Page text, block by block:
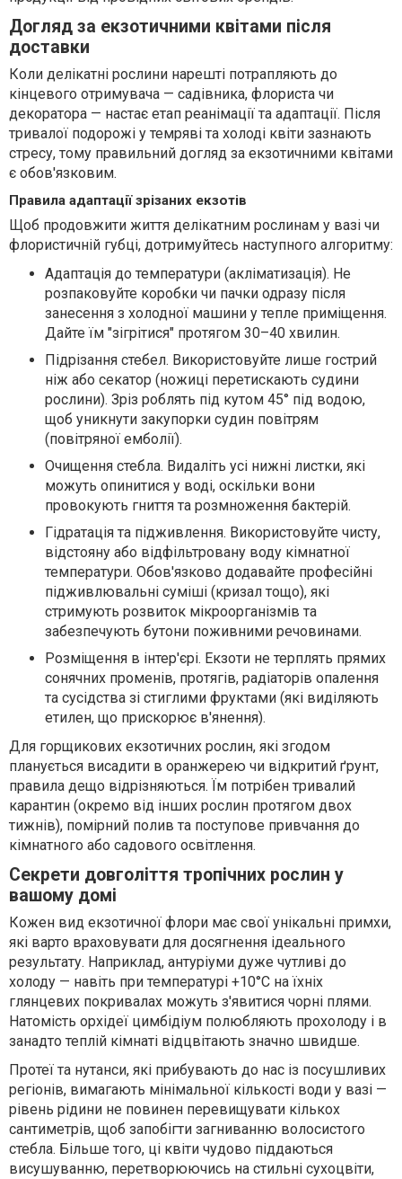
Догляд за екзотичними квітами після
доставки
Коли делікатні рослини нарешті потрапляють до
кінцевого отримувача — садівника, флориста чи
декоратора — настає етап реанімації та адаптації. Після
тривалої подорожі у темряві та холоді квіти зазнають
стресу, тому правильний догляд за екзотичними квітами
є обов'язковим.
Правила адаптації зрізаних екзотів
Щоб продовжити життя делікатним рослинам у вазі чи
флористичній губці, дотримуйтесь наступного алгоритму:
Адаптація до температури (акліматизація). Не
розпаковуйте коробки чи пачки одразу після
занесення з холодної машини у тепле приміщення.
Дайте їм "зігрітися" протягом 30–40 хвилин.
Підрізання стебел. Використовуйте лише гострий
ніж або секатор (ножиці перетискають судини
рослини). Зріз роблять під кутом 45° під водою,
щоб уникнути закупорки судин повітрям
(повітряної емболії).
Очищення стебла. Видаліть усі нижні листки, які
можуть опинитися у воді, оскільки вони
провокують гниття та розмноження бактерій.
Гідратація та підживлення. Використовуйте чисту,
відстояну або відфільтровану воду кімнатної
температури. Обов'язково додавайте професійні
підживлювальні суміші (кризал тощо), які
стримують розвиток мікроорганізмів та
забезпечують бутони поживними речовинами.
Розміщення в інтер'єрі. Екзоти не терплять прямих
сонячних променів, протягів, радіаторів опалення
та сусідства зі стиглими фруктами (які виділяють
етилен, що прискорює в'янення).
Для горщикових екзотичних рослин, які згодом
планується висадити в оранжерею чи відкритий ґрунт,
правила дещо відрізняються. Їм потрібен тривалий
карантин (окремо від інших рослин протягом двох
тижнів), помірний полив та поступове привчання до
кімнатного або садового освітлення.
Секрети довголіття тропічних рослин у
вашому домі
Кожен вид екзотичної флори має свої унікальні примхи,
які варто враховувати для досягнення ідеального
результату. Наприклад, антуріуми дуже чутливі до
холоду — навіть при температурі +10°C на їхніх
глянцевих покривалах можуть з'явитися чорні плями.
Натомість орхідеї цимбідіум полюбляють прохолоду і в
занадто теплій кімнаті відцвітають значно швидше.
Протеї та нутанси, які прибувають до нас із посушливих
регіонів, вимагають мінімальної кількості води у вазі —
рівень рідини не повинен перевищувати кількох
сантиметрів, щоб запобігти загниванню волосистого
стебла. Більше того, ці квіти чудово піддаються
висушуванню, перетворюючись на стильні сухоцвіти,